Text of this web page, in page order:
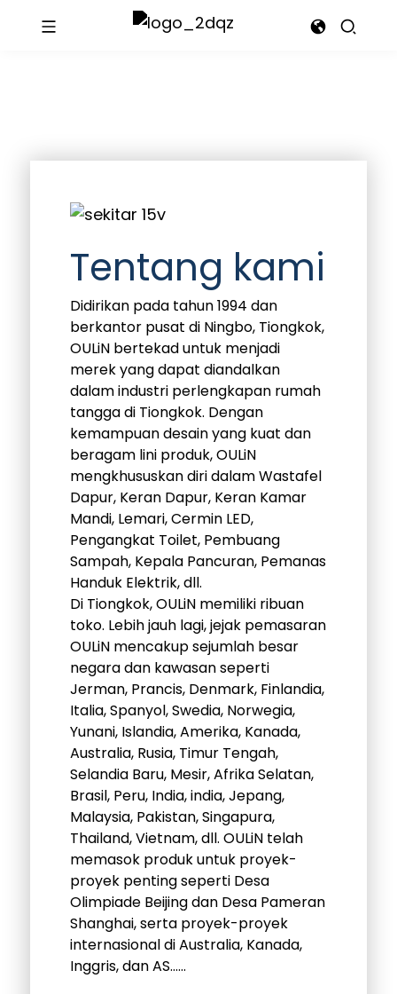
Tentang kami
Didirikan pada tahun 1994 dan
berkantor pusat di Ningbo, Tiongkok,
OULiN bertekad untuk menjadi
merek yang dapat diandalkan
dalam industri perlengkapan rumah
tangga di Tiongkok. Dengan
kemampuan desain yang kuat dan
beragam lini produk, OULiN
mengkhususkan diri dalam Wastafel
Dapur, Keran Dapur, Keran Kamar
Mandi, Lemari, Cermin LED,
Pengangkat Toilet, Pembuang
Sampah, Kepala Pancuran, Pemanas
Handuk Elektrik, dll.
Di Tiongkok, OULiN memiliki ribuan
toko. Lebih jauh lagi, jejak pemasaran
OULiN mencakup sejumlah besar
negara dan kawasan seperti
Jerman, Prancis, Denmark, Finlandia,
Italia, Spanyol, Swedia, Norwegia,
Yunani, Islandia, Amerika, Kanada,
Australia, Rusia, Timur Tengah,
Selandia Baru, Mesir, Afrika Selatan,
Brasil, Peru, India, india, Jepang,
Malaysia, Pakistan, Singapura,
Thailand, Vietnam, dll. OULiN telah
memasok produk untuk proyek-
proyek penting seperti Desa
Olimpiade Beijing dan Desa Pameran
Shanghai, serta proyek-proyek
internasional di Australia, Kanada,
Inggris, dan AS......